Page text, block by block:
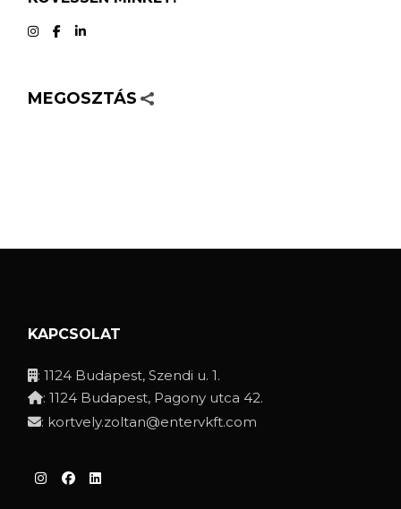
MEGOSZTÁS
KAPCSOLAT
: 1124 Budapest, Szendi u. 1.
: 1124 Budapest, Pagony utca 42.
: kortvely.zoltan@entervkft.com